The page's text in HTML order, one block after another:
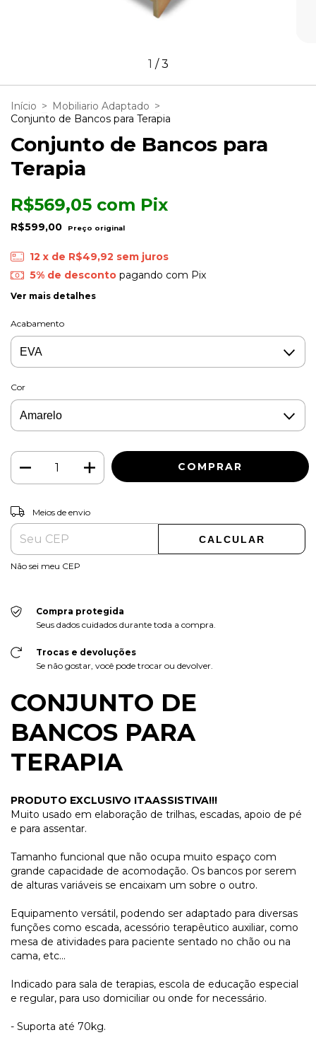
1 /3
Início > Mobiliario Adaptado >
Conjunto de Bancos para Terapia
Conjunto de Bancos para
Terapia
R$599,00
R$569,05 com Pix
12 x de R$49,92 sem juros
5% de descontopagando com Pix
Ver mais detalhes
Acabamento
Cor
Entregas para o CEP:
Meios de envio
CALCULAR
Não sei meu CEP
Compra protegida
Seus dados cuidados durante toda a compra.
Trocas e devoluções
Se não gostar, você pode trocar ou devolver.
CONJUNTO DE
BANCOS PARA
TERAPIA
PRODUTO EXCLUSIVO ITAASSISTIVA!!!
Muito usado em elaboração de trilhas, escadas, apoio de pé
e para assentar.
Tamanho funcional que não ocupa muito espaço com
grande capacidade de acomodação. Os bancos por serem
de alturas variáveis se encaixam um sobre o outro.
Equipamento versátil, podendo ser adaptado para diversas
funções como escada, acessório terapêutico auxiliar, como
mesa de atividades para paciente sentado no chão ou na
cama, etc...
Indicado para sala de terapias, escola de educação especial
e regular, para uso domiciliar ou onde for necessário.
- Suporta até 70kg.